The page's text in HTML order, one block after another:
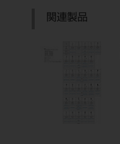
関連製品